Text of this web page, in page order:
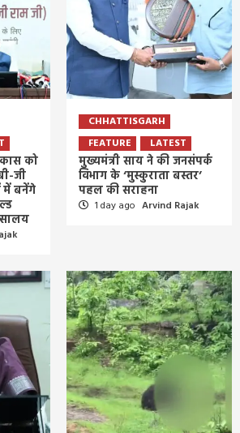
को
जी
में बनेंगे
CHHATTISGARH
FEATURE
LATEST
मुख्यमंत्री साय ने की जनसंपर्क
विभाग के ‘मुस्कुराता बस्तर’
पहल की सराहना
1 day ago Arvind Rajak